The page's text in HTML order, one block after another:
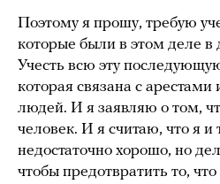
Поэтому я прошу, требую
которые были в этом деле в
Учесть всю эту
которая связана с
людей. И я заявляю о том,
человек. И я считаю, что я
недостаточно хорошо, но
чтобы предотвратить то,